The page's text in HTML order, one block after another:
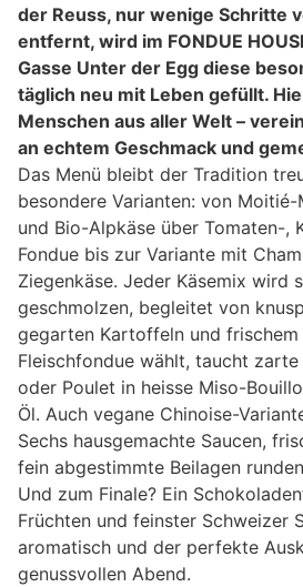
der Reuss, nur wenige Schritte
entfernt, wird im FONDUE
Gasse Unter der Egg diese
täglich neu mit Leben gefüllt.
Menschen aus aller Welt –
an echtem Geschmack und
Das Menü bleibt der Tradition
besondere Varianten: von
und Bio-Alpkäse über Tomaten-,
Fondue bis zur Variante mit
Ziegenkäse. Jeder Käsemix wird
geschmolzen, begleitet von
gegarten Kartoffeln und frischem
Fleischfondue wählt, taucht
oder Poulet in heisse Miso-
Öl. Auch vegane Chinoise-
Sechs hausgemachte Saucen,
fein abgestimmte Beilagen
Und zum Finale? Ein
Früchten und feinster Schweizer
aromatisch und der perfekte
genussvollen Abend.